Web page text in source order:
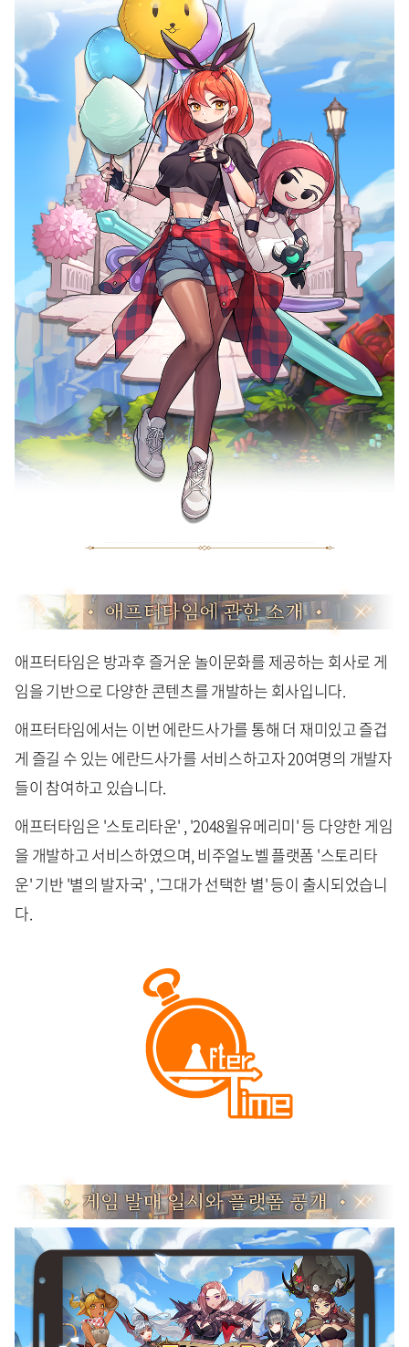
애프터타임은 방과후 즐거운 놀이문화를 제공하는 회사로 게
임을 기반으로 다양한 콘텐츠를 개발하는 회사입니다.
애프터타임에서는 이번 에란드사가를 통해 더 재미있고 즐겁
게 즐길 수 있는 에란드사가를 서비스하고자 20여명의 개발자
들이 참여하고 있습니다.
애프터타임은 '스토리타운' , '2048윌유메리미' 등 다양한 게임
을 개발하고 서비스하였으며, 비주얼노벨 플랫폼 '스토리타
운' 기반 '별의 발자국' , '그대가 선택한 별' 등이 출시되었습니
다.